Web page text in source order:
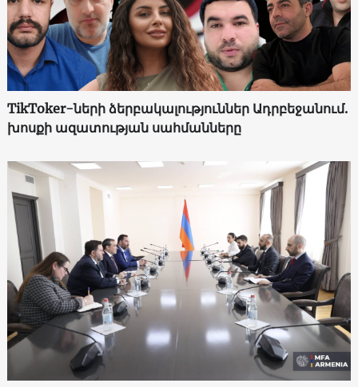
TikToker-ների ձերբակալություններ Ադրբեջանում.
խոսքի ազատության սահմանները